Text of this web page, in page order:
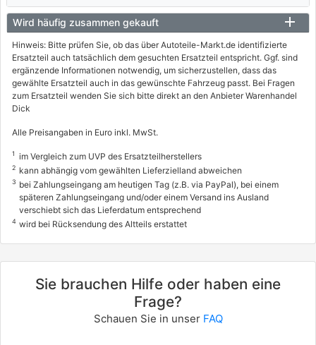
Wird häufig zusammen gekauft
Hinweis: Bitte prüfen Sie, ob das über Autoteile-Markt.de identifizierte
Ersatzteil auch tatsächlich dem gesuchten Ersatzteil entspricht. Ggf. sind
ergänzende Informationen notwendig, um sicherzustellen, dass das
gewählte Ersatzteil auch in das gewünschte Fahrzeug passt. Bei Fragen
zum Ersatzteil wenden Sie sich bitte direkt an den Anbieter Warenhandel
Dick
Alle Preisangaben in Euro inkl. MwSt.
1 im Vergleich zum UVP des Ersatzteilherstellers
2 kann abhängig vom gewählten Lieferzielland abweichen
3 bei Zahlungseingang am heutigen Tag (z.B. via PayPal), bei einem
späteren Zahlungseingang und/oder einem Versand ins Ausland
verschiebt sich das Lieferdatum entsprechend
4 wird bei Rücksendung des Altteils erstattet
Sie brauchen Hilfe oder haben eine
Frage?
Schauen Sie in unser FAQ